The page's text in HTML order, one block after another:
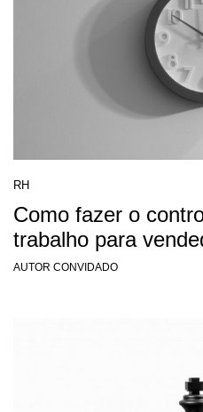
RH
Como fazer o
trabalho para
AUTOR CONVIDADO